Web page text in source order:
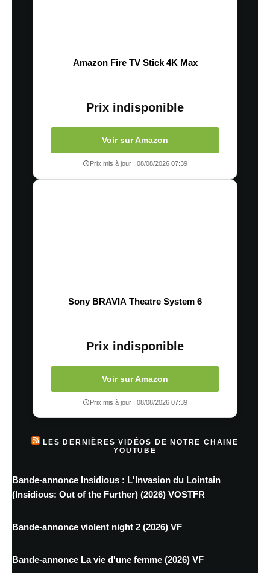
Amazon Fire TV Stick 4K Max
Prix indisponible
Voir sur Amazon
Prix mis à jour : 08/08/2026 07:39
Sony BRAVIA Theatre System 6
Prix indisponible
Voir sur Amazon
Prix mis à jour : 08/08/2026 07:39
LES DERNIÈRES VIDÉOS DE NOTRE CHAINE
YOUTUBE
Bande-annonce Insidious : L'Invasion du Lointain
(Insidious: Out of the Further) (2026) VOSTFR
Bande-annonce violent night 2 (2026) VF
Bande-annonce La vie d'une femme (2026) VF